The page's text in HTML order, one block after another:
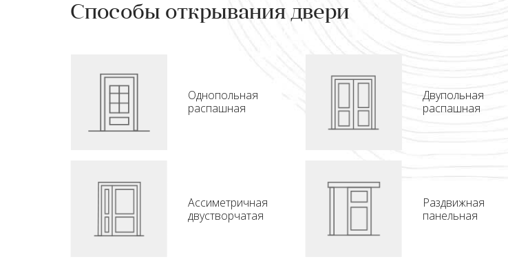
Способы открывания двери
Однопольная
распашная
Двупольная
распашная
Ассиметричная
двустворчатая
Раздвижная
панельная